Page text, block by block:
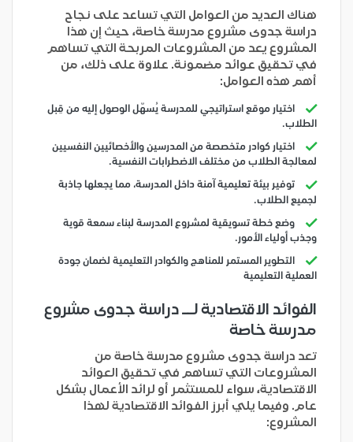
هناك العديد من العوامل التي تساعد على نجاح
دراسة جدوى مشروع مدرسة خاصة، حيث إن هذا
المشروع يعد من المشروعات المربحة التي تساهم
في تحقيق عوائد مضمونة. علاوة على ذلك، من
أهم هذه العوامل:
اختيار موقع استراتيجي للمدرسة يُسهّل الوصول إليه من قِبل
الطلاب.
اختيار كوادر متخصصة من المدرسين والأخصائيين النفسيين
لمعالجة الطلاب من مختلف الاضطرابات النفسية.
توفير بيئة تعليمية آمنة داخل المدرسة، مما يجعلها جاذبة
لجميع الطلاب.
وضع خطة تسويقية لمشروع المدرسة لبناء سمعة قوية
وجذب أولياء الأمور.
التطوير المستمر للمناهج والكوادر التعليمية لضمان جودة
العملية التعليمية
الفوائد الاقتصادية لــ دراسة جدوى مشروع
مدرسة خاصة
تعد دراسة جدوى مشروع مدرسة خاصة من
المشروعات التي تساهم في تحقيق العوائد
الاقتصادية، سواء للمستثمر أو لرائد الأعمال بشكل
عام. وفيما يلي أبرز الفوائد الاقتصادية لهذا
المشروع: